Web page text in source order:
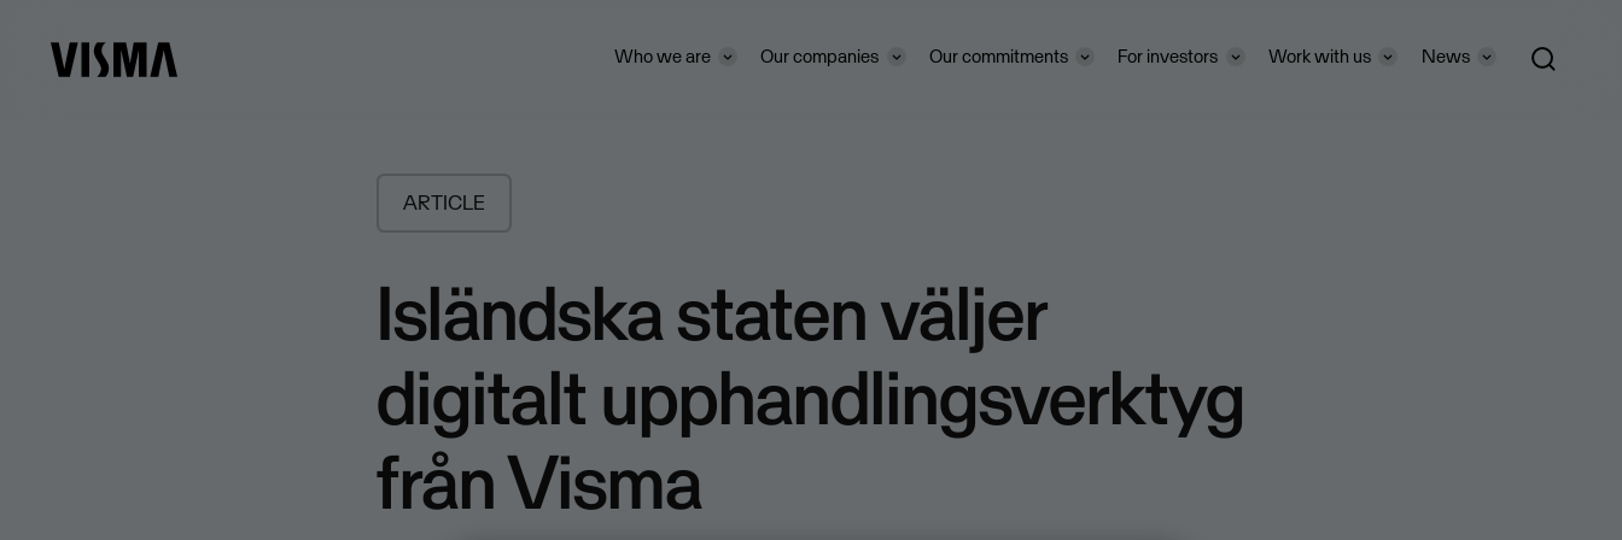
Who we are Our companies Our commitments For investors Work with us News
ARTICLE
Isländska staten väljer
digitalt upphandlingsverktyg
från Visma